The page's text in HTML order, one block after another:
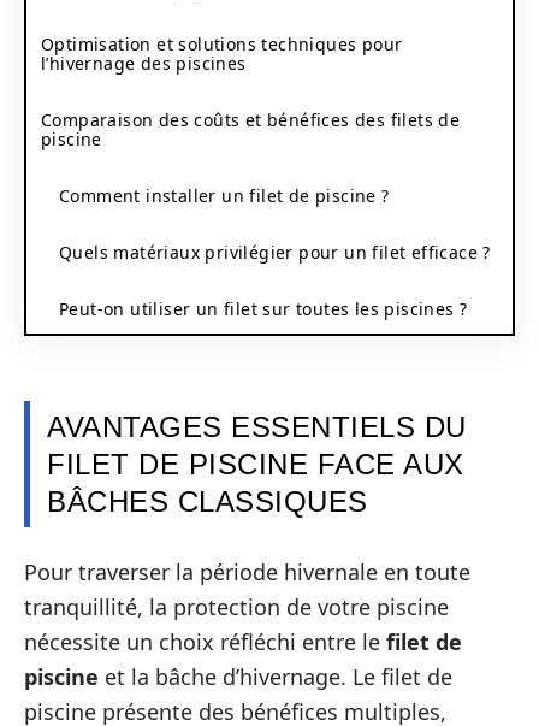
Optimisation et solutions techniques pour
l’hivernage des piscines
Comparaison des coûts et bénéfices des filets de
piscine
Comment installer un filet de piscine ?
Quels matériaux privilégier pour un filet efficace ?
Peut-on utiliser un filet sur toutes les piscines ?
AVANTAGES ESSENTIELS DU
FILET DE PISCINE FACE AUX
BÂCHES CLASSIQUES
Pour traverser la période hivernale en toute
tranquillité, la protection de votre piscine
nécessite un choix réfléchi entre le filet de
piscine et la bâche d’hivernage. Le filet de
piscine présente des bénéfices multiples,